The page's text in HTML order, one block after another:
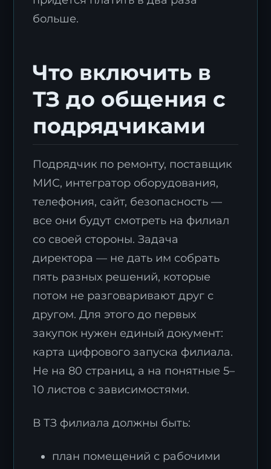
больше.
Что включить в
ТЗ до общения с
подрядчиками
Подрядчик по ремонту, поставщик
МИС, интегратор оборудования,
телефония, сайт, безопасность —
все они будут смотреть на филиал
со своей стороны. Задача
директора — не дать им собрать
пять разных решений, которые
потом не разговаривают друг с
другом. Для этого до первых
закупок нужен единый документ:
карта цифрового запуска филиала.
Не на 80 страниц, а на понятные 5–
10 листов с зависимостями.
В ТЗ филиала должны быть:
план помещений с рабочими
Заявка на стратегию
цифровизации
Оставьте контакты, и наш эксперт свяжется с
вами для подготовки индивидуального плана
трансформации.